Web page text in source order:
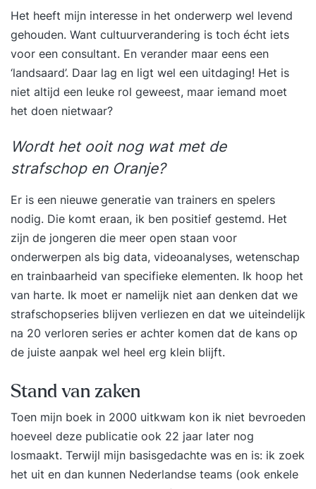
Het heeft mijn interesse in het onderwerp wel levend
gehouden. Want cultuurverandering is toch écht iets
voor een consultant. En verander maar eens een
‘landsaard’. Daar lag en ligt wel een uitdaging! Het is
niet altijd een leuke rol geweest, maar iemand moet
het doen nietwaar?
Wordt het ooit nog wat met de
strafschop en Oranje?
Er is een nieuwe generatie van trainers en spelers
nodig. Die komt eraan, ik ben positief gestemd. Het
zijn de jongeren die meer open staan voor
onderwerpen als big data, videoanalyses, wetenschap
en trainbaarheid van specifieke elementen. Ik hoop het
van harte. Ik moet er namelijk niet aan denken dat we
strafschopseries blijven verliezen en dat we uiteindelijk
na 20 verloren series er achter komen dat de kans op
de juiste aanpak wel heel erg klein blijft.
Stand van zaken
Toen mijn boek in 2000 uitkwam kon ik niet bevroeden
hoeveel deze publicatie ook 22 jaar later nog
losmaakt. Terwijl mijn basisgedachte was en is: ik zoek
het uit en dan kunnen Nederlandse teams (ook enkele